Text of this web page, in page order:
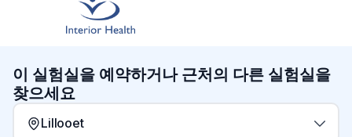
이 실험실을 예약하거나 근처의 다른 실험실을
찾으세요
Lillooet